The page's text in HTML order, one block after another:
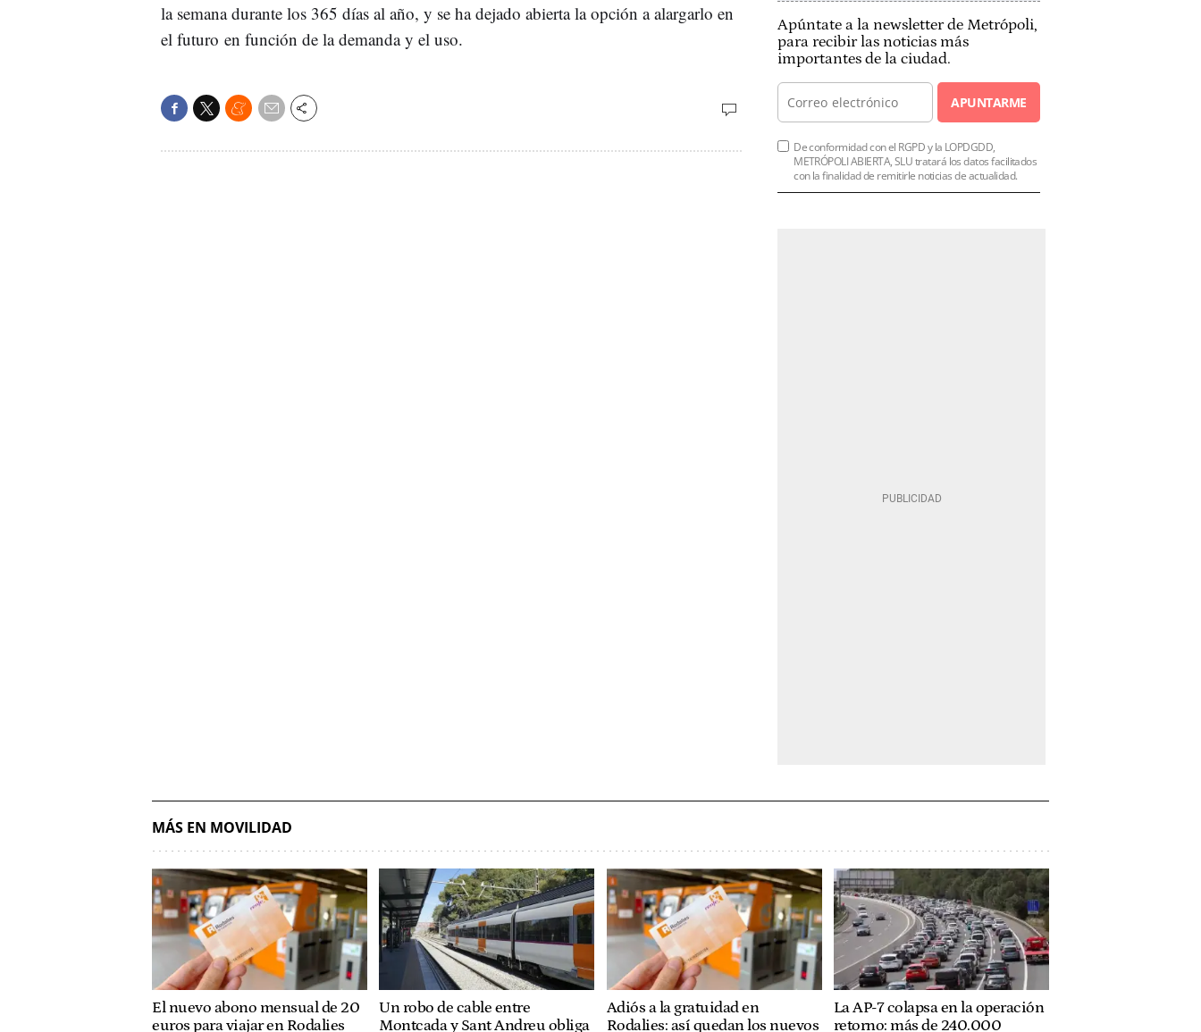
la semana durante los 365 días al año, y se ha dejado abierta la opción a alargarlo en
el futuro en función de la demanda y el uso.
Apúntate a la newsletter de Metrópoli,
para recibir las noticias más
importantes de la ciudad.
APUNTARME
De conformidad con el RGPD y la LOPDGDD,
METRÓPOLI ABIERTA, SLU tratará los datos facilitados
con la finalidad de remitirle noticias de actualidad.
MÁS EN MOVILIDAD
El nuevo abono mensual de 20
euros para viajar en Rodalies
Un robo de cable entre
Montcada y Sant Andreu obliga
Adiós a la gratuidad en
Rodalies: así quedan los nuevos
La AP-7 colapsa en la operación
retorno: más de 240.000